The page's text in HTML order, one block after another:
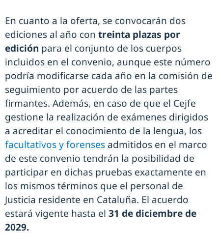
En cuanto a la oferta, se convocarán dos
ediciones al año con treinta plazas por
edición para el conjunto de los cuerpos
incluidos en el convenio, aunque este número
podría modificarse cada año en la comisión de
seguimiento por acuerdo de las partes
firmantes. Además, en caso de que el Cejfe
gestione la realización de exámenes dirigidos
a acreditar el conocimiento de la lengua, los
facultativos y forenses admitidos en el marco
de este convenio tendrán la posibilidad de
participar en dichas pruebas exactamente en
los mismos términos que el personal de
Justicia residente en Cataluña. El acuerdo
estará vigente hasta el 31 de diciembre de
2029.